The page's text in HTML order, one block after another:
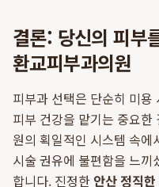
결론: 당신의 피부
환교피부과의원
피부과 선택은 단순히 미
피부 건강을 맡기는 중요한
원의 획일적인 시스템 속
시술 권유에 불편함을 느
합니다. 진정한 안산 정직